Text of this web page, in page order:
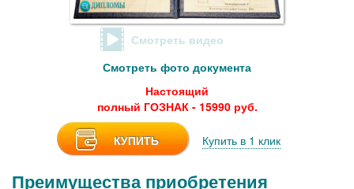
Смотреть видео
Смотреть фото документа
Настоящий
полный ГОЗНАК - 15990 руб.
КУПИТЬ Купить в 1 клик
Преимущества приобретения